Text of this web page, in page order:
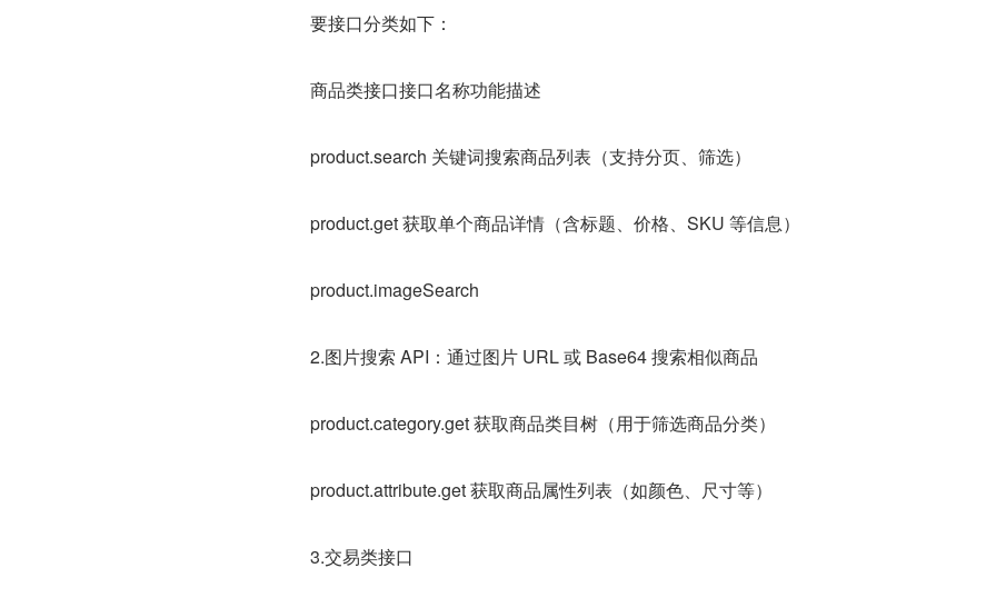
要接口分类如下：
商品类接口接口名称功能描述
product.search 关键词搜索商品列表（支持分页、筛选）
product.get 获取单个商品详情（含标题、价格、SKU 等信息）
product.imageSearch
2.图片搜索 API：通过图片 URL 或 Base64 搜索相似商品
product.category.get 获取商品类目树（用于筛选商品分类）
product.attribute.get 获取商品属性列表（如颜色、尺寸等）
3.交易类接口